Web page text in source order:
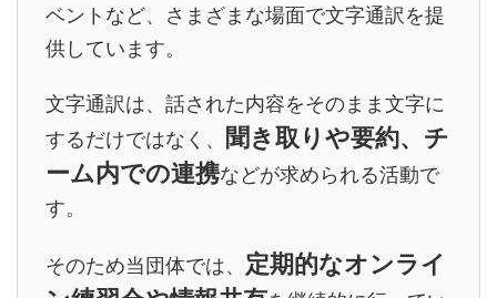
ベントなど、さまざまな場面で文字通訳を提
供しています。
文字通訳は、話された内容をそのまま文字に
するだけではなく、 聞き取りや要約、チ
ーム内での連携などが求められる活動で
す。
そのため当団体では、 定期的なオンライ